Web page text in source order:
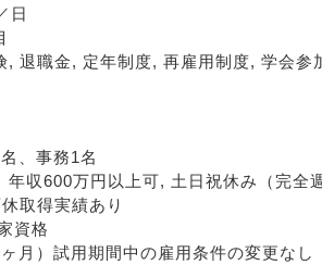
日
, 退職金, 定年制度, 再雇用制度, 学会参
、事務1名
年収600万円以上可, 土日祝休み（完全
取得実績あり
資格
月）試用期間中の雇用条件の変更なし